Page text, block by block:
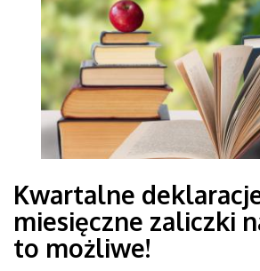
Kwartalne
miesięczne zaliczki
to możliwe!